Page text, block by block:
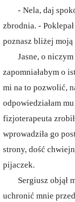
- Nela, daj
zbrodnia. -
poznasz bliżej
Jasne, o
zapomniałabym o
mi na to pozwolić,
odpowiedziałam
fizjoterapeuta
wprowadziła go
strony, dość
pijaczek.
Sergiusz objął
uchronić mnie